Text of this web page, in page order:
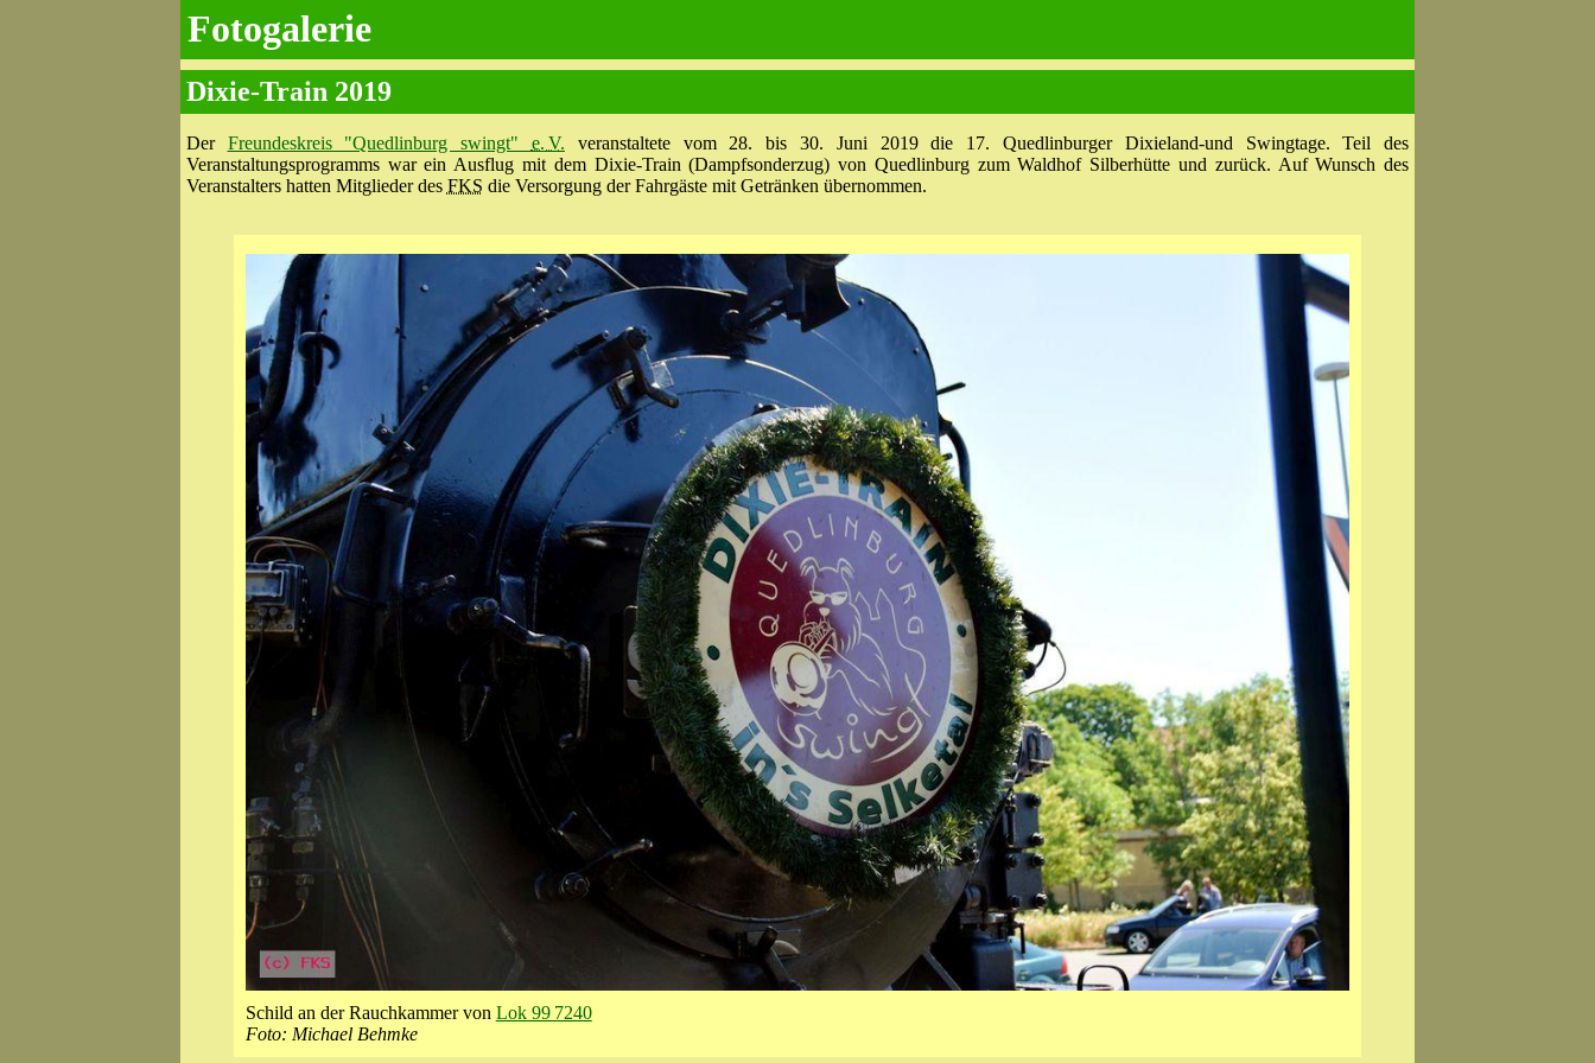
Fotogalerie
Dixie-Train 2019
Der Freundeskreis "Quedlinburg swingt" e. V. veranstaltete vom 28. bis 30. Juni 2019 die 17. Quedlinburger Dixieland-und Swingtage. Teil des
Veranstaltungsprogramms war ein Ausflug mit dem Dixie-Train (Dampfsonderzug) von Quedlinburg zum Waldhof Silberhütte und zurück. Auf Wunsch des
Veranstalters hatten Mitglieder des FKS die Versorgung der Fahrgäste mit Getränken übernommen.
Schild an der Rauchkammer von Lok 99 7240
Foto: Michael Behmke